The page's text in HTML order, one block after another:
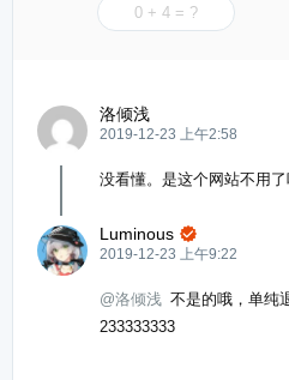
洛倾浅
2019-12-23 上午2:58
没看懂。是这个网站不用了
Luminous 
2019-12-23 上午9:22
@洛倾浅 不是的哦，单纯
233333333